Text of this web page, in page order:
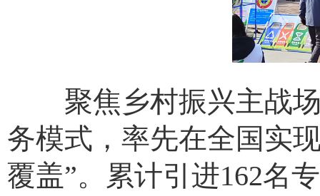
聚焦乡村振兴主战场
务模式，率先在全国实
覆盖”。累计引进162名